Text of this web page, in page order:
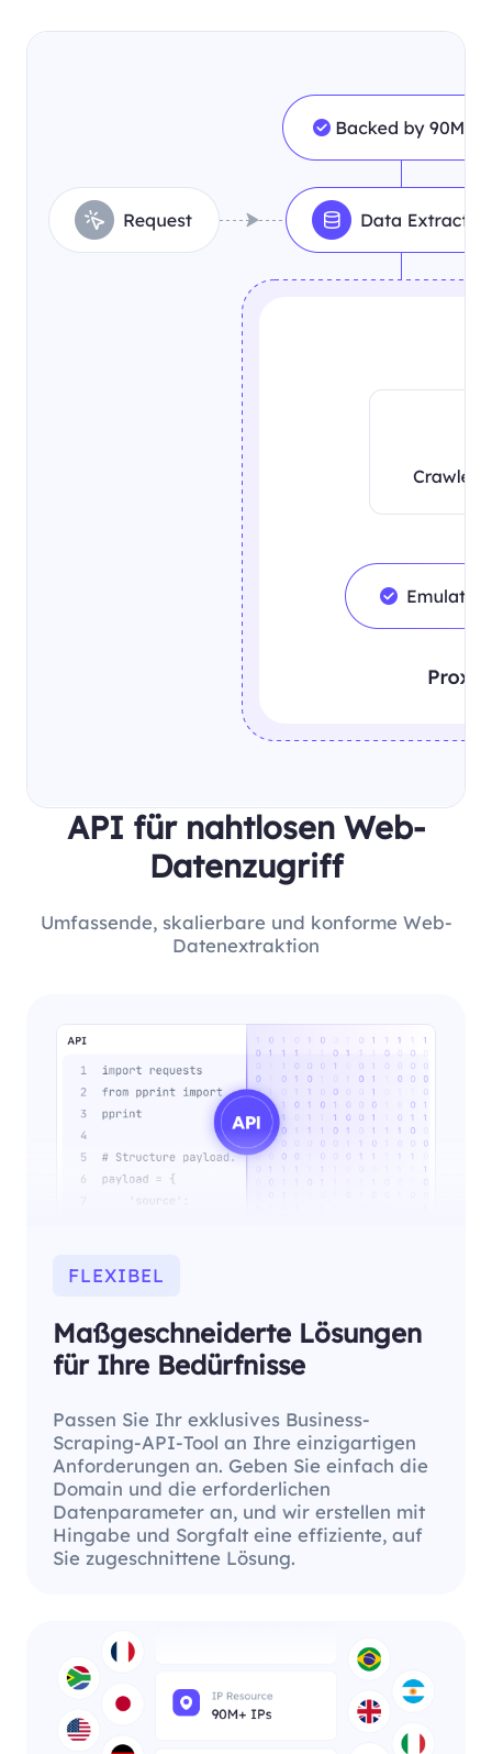
API für nahtlosen Web-
Datenzugriff
Umfassende, skalierbare und konforme Web-
Datenextraktion
FLEXIBEL
Maßgeschneiderte Lösungen
für Ihre Bedürfnisse
Passen Sie Ihr exklusives Business-
Scraping-API-Tool an Ihre einzigartigen
Anforderungen an. Geben Sie einfach die
Domain und die erforderlichen
Datenparameter an, und wir erstellen mit
Hingabe und Sorgfalt eine effiziente, auf
Sie zugeschnittene Lösung.